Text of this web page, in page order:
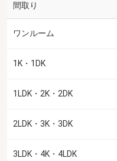
間取り
ワンルーム
1K・1DK
1LDK・2K・2DK
2LDK・3K・3DK
3LDK・4K・4LDK